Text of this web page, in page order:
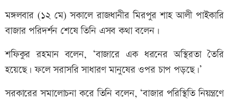
মঙ্গলবার (১২ মে) সকালে রাজধানীর মিরপুর শাহ আলী পাইকারি
বাজার পরিদর্শন শেষে তিনি এসব কথা বলেন।
শফিকুর রহমান বলেন, ‘বাজারে এক ধরনের অস্থিরতা তৈরি
হয়েছে। ফলে সরাসরি সাধারণ মানুষের ওপর চাপ পড়ছে।’
সরকারের সমালোচনা করে তিনি বলেন, ‘বাজার পরিস্থিতি নিয়ন্ত্রণে